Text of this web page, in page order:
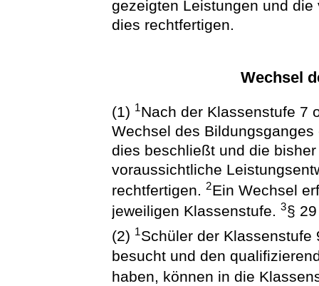
gezeigten Leistungen und
dies rechtfertigen.
Wechsel
(1) 1Nach der Klassenstufe 7
Wechsel des
dies beschließt und die
voraussichtliche
rechtfertigen.2Ein Wechsel
jeweiligen Klassenstufe.3§
(2) 1Schüler der
besucht und den
haben, können in die